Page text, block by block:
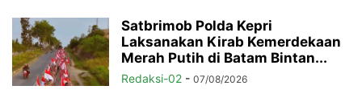
Satbrimob Polda Kepri
Laksanakan Kirab Kemerdekaan
Merah Putih di Batam Bintan...
Redaksi-02 - 07/08/2026